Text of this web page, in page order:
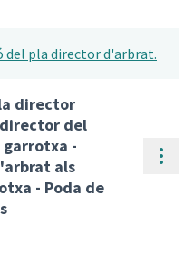
del pla director d'arbrat.
director
del
garrotxa -
als
- Poda de